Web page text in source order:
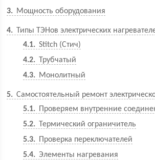
3 Мощность оборудования
4
Типы ТЭНов электрических
4.1
Stitch (Стич)
4.2
Трубчатый
4.3
Монолитный
5
Самостоятельный ремонт
5.1
Проверяем внутренние
5.2
Термический ограничитель
5.3
Проверка переключателей
5.4
Элементы нагревания